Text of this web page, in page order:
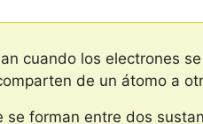
cuando los electrones
de un átomo a
se forman entre dos